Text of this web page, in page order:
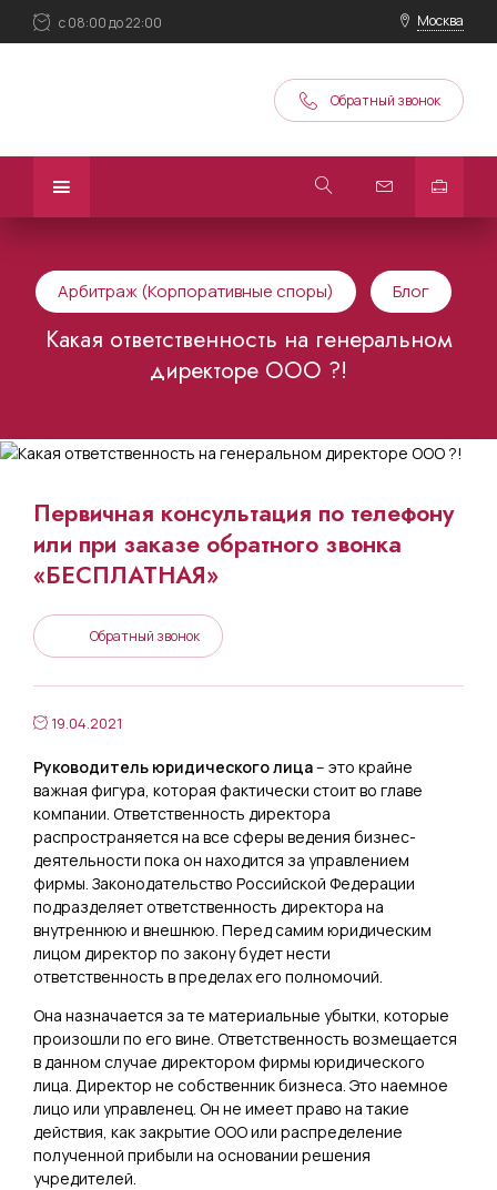
с 08:00 до 22:00 Москва
Обратный звонок
Арбитраж (Корпоративные споры) Блог
Какая ответственность на генеральном
директоре ООО ?!
Первичная консультация по телефону
или при заказе обратного звонка
«БЕСПЛАТНАЯ»
Обратный звонок
19.04.2021
Руководитель юридического лица– это крайне
важная фигура, которая фактически стоит во главе
компании. Ответственность директора
распространяется на все сферы ведения бизнес-
деятельности пока он находится за управлением
фирмы. Законодательство Российской Федерации
подразделяет ответственность директора на
внутреннюю и внешнюю. Перед самим юридическим
лицом директор по закону будет нести
ответственность в пределах его полномочий.
Она назначается за те материальные убытки, которые
произошли по его вине. Ответственность возмещается
в данном случае директором фирмы юридического
лица. Директор не собственник бизнеса. Это наемное
лицо или управленец. Он не имеет право на такие
действия, как закрытие ООО или распределение
полученной прибыли на основании решения
учредителей.